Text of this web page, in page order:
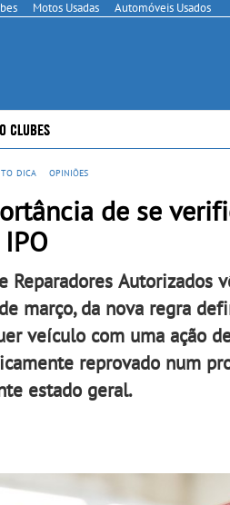
Motos Usadas Automóveis Usados
CLUBES
dica opiniões
de se
Reparadores Autorizados
março, da nova regra
veículo com uma ação
reprovado num
estado geral.